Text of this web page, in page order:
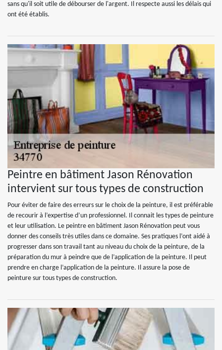
sans qu'il soit utile de débourser de l'argent. Il respecte aussi les délais qui
ont été établis.
Peintre en bâtiment Jason Rénovation
intervient sur tous types de construction
Pour éviter de faire des erreurs sur le choix de la peinture, il est préférable
de recourir à l’expertise d’un professionnel. Il connait les types de peinture
et leur utilisation. Le peintre en bâtiment Jason Rénovation peut vous
donner des conseils très utiles dans ce domaine. Ses pratiques l’ont aidé à
progresser dans son travail tant au niveau du choix de la peinture, de la
préparation du mur à peindre que de l’application de la peinture. Il peut
prendre en charge l’application de la peinture. Il assure la pose de
peinture sur tous types de construction.